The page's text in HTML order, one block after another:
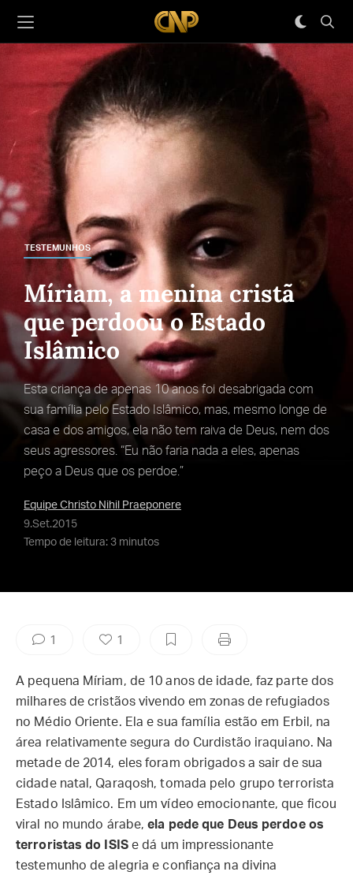
TESTEMUNHOS
Míriam, a menina cristã
que perdoou o Estado
Islâmico
Esta criança de apenas 10 anos foi desabrigada com
sua família pelo Estado Islâmico, mas, mesmo longe de
casa e dos amigos, ela não tem raiva de Deus, nem dos
seus agressores. “Eu não faria nada a eles, apenas
peço a Deus que os perdoe.”
Equipe Christo Nihil Praeponere
9.Set.2015
Tempo de leitura: 3 minutos
1 1
A pequena Míriam, de 10 anos de idade, faz parte dos
milhares de cristãos vivendo em zonas de refugiados
no Médio Oriente. Ela e sua família estão em Erbil, na
área relativamente segura do Curdistão iraquiano. Na
metade de 2014, eles foram obrigados a sair de sua
cidade natal, Qaraqosh, tomada pelo grupo terrorista
Estado Islâmico. Em um vídeo emocionante, que ficou
viral no mundo árabe,ela pede que Deus perdoe os
terroristas do ISISe dá um impressionante
testemunho de alegria e confiança na divina